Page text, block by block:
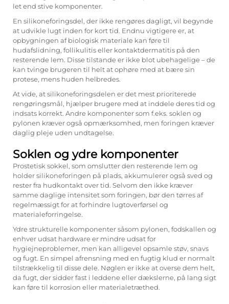
let end stive komponenter.
En silikoneforingsdel, der ikke rengøres dagligt, vil begynde
at udvikle lugt inden for kort tid. Endnu vigtigere er, at
opbygningen af biologisk materiale kan føre til
hudafslidning, follikulitis eller kontaktdermatitis på den
resterende lem. Disse tilstande er ikke blot ubehagelige – de
kan tvinge brugeren til helt at ophøre med at bære sin
protese, mens huden helbredes.
At vide, at silikoneforingsdelen er det mest prioriterede
rengøringsmål, hjælper brugere med at inddele deres tid og
indsats korrekt. Andre komponenter som f.eks. soklen og
pylonen kræver også opmærksomhed, men foringen kræver
daglig pleje uden undtagelse.
Soklen og ydre komponenter
Prostetisk sokkel, som omslutter den resterende lem og
holder silikoneforingen på plads, akkumulerer også sved og
rester fra hudkontakt over tid. Selvom den ikke kræver
samme daglige intensitet som foringen, bør den tørres af
regelmæssigt for at forhindre lugtoverførsel og
materialeforringelse.
Ydre strukturelle komponenter såsom pylonen, fodskallen og
enhver udsat hardware er mindre udsat for
hygiejneproblemer, men kan alligevel opsamle støv, snavs
og fugt. En simpel afrensning med en fugtig klud er normalt
tilstrækkelig til disse dele. Nøglen er ikke at overse dem helt,
da fugt, der sidder fast i leddene eller dækslerne, på lang sigt
kan føre til korrosion eller materialetræthed.